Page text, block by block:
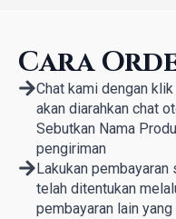
Cara
Chat kami dengan
akan diarahkan chat
Sebutkan Nama
pengiriman
Lakukan
telah ditentukan
pembayaran lain